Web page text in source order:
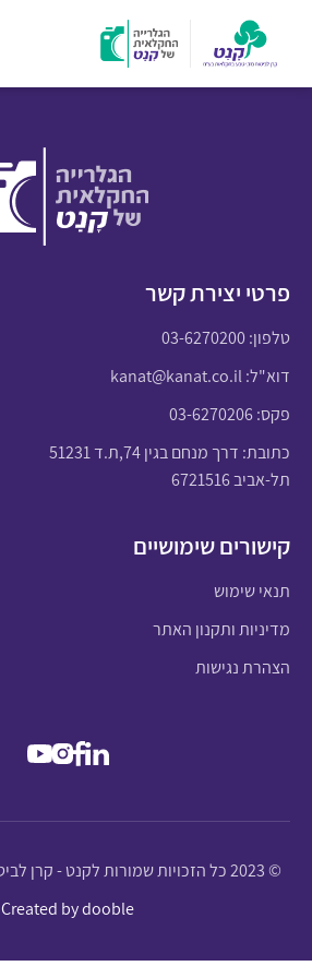
פרטי יצירת קשר
טלפון:03-6270200
דוא"ל:kanat@kanat.co.il
פקס: 03-6270206
כתובת: דרך מנחם בגין 74,ת.ד 51231
תל-אביב 6721516
קישורים שימושיים
תנאי שימוש
מדיניות ותקנון האתר
הצהרת נגישות
© 2023 כל הזכויות שמורות לקנט - קרן לביטוח נזקי טבע בחקלאות
Created by dooble